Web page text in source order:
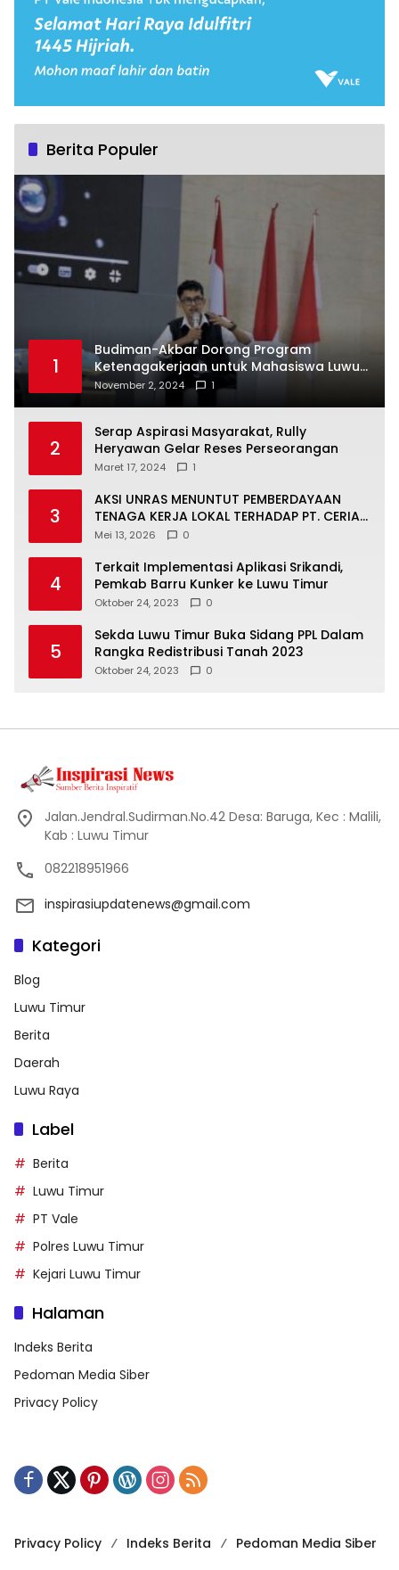
Berita Populer
1
Budiman-Akbar Dorong Program
Ketenagakerjaan untuk Mahasiswa Luwu
Timur, Juru Bicara: Ini Peluang Nyata bagi
November 2, 2024 1
2
Serap Aspirasi Masyarakat, Rully
Heryawan Gelar Reses Perseorangan
Maret 17, 2024 1
3
AKSI UNRAS MENUNTUT PEMBERDAYAAN
TENAGA KERJA LOKAL TERHADAP PT. CERIA
NUGRAHA LESTARI
Mei 13, 2026 0
4
Terkait Implementasi Aplikasi Srikandi,
Pemkab Barru Kunker ke Luwu Timur
Oktober 24, 2023 0
5
Sekda Luwu Timur Buka Sidang PPL Dalam
Rangka Redistribusi Tanah 2023
Oktober 24, 2023 0
Jalan.Jendral.Sudirman.No.42 Desa: Baruga, Kec : Malili,
Kab : Luwu Timur
082218951966
inspirasiupdatenews@gmail.com
Kategori
Blog
Luwu Timur
Berita
Daerah
Luwu Raya
Label
Berita
Luwu Timur
PT Vale
Polres Luwu Timur
Kejari Luwu Timur
Halaman
Indeks Berita
Pedoman Media Siber
Privacy Policy
Privacy Policy Indeks Berita
Pedoman Media Siber